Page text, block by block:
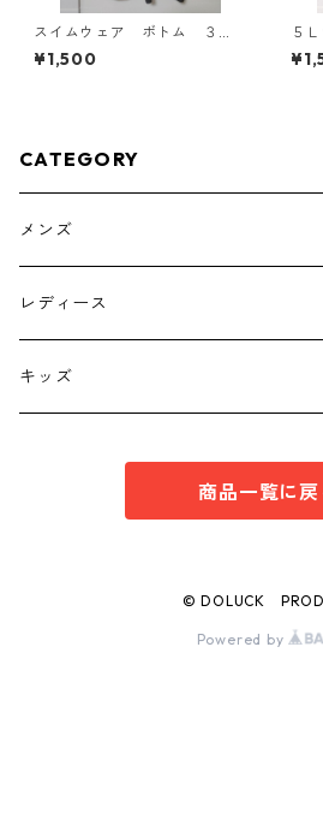
スイムウェア ボトム ３
Ｌ ブラック KAE-4563
¥1,500
５
柄
ホ
CATEGORY
メンズ
トップス
ボトムス
レディース
トップス
キッズ
商品一覧に戻
© DOLUCK
Powered by